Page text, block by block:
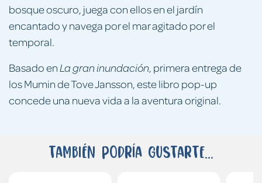
bosque oscuro, juega con ellos en el jardín
encantado y navega por el mar agitado por el
temporal.
Basado enLa gran inundación, primera entrega de
los Mumin de Tove Jansson, este libro pop-up
concede una nueva vida a la aventura original.
También podría gustarte...